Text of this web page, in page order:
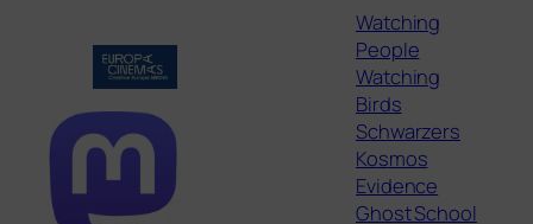
Watching
People
Watching
Birds
Schwarzers
Kosmos
Evidence
Ghost School